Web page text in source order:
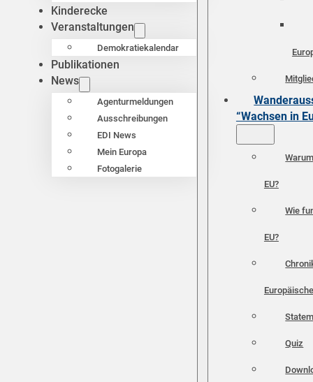
Kinderecke
Veranstaltungen
Demokratiekalendar
Publikationen
News
Agenturmeldungen
Ausschreibungen
EDI News
Mein Europa
Fotogalerie
“Wachsen in
EU?
Wie
EU?
Quiz